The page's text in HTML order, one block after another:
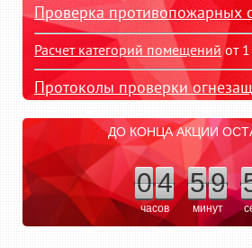
Проверка противопожарных
Расчет категорий помещенийот
Протоколы проверки
ДО КОНЦА АКЦИИ
04
часов
59
минут